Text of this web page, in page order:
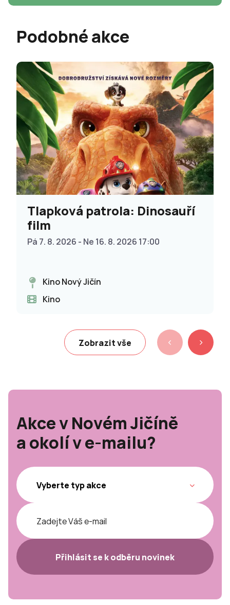
Podobné akce
Tlapková patrola: Dinosauří
film
Pá 7. 8. 2026 - Ne 16. 8. 2026 17:00
Kino Nový Jičín
Kino
Zobrazit vše
Akce v Novém Jičíně
a okolí v e-mailu?
Přihlásit se k odběru novinek